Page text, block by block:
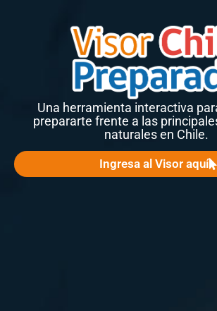
Una herramienta interactiva
prepararte frente a las
naturales en Chile.
Ingresa al Visor aquí